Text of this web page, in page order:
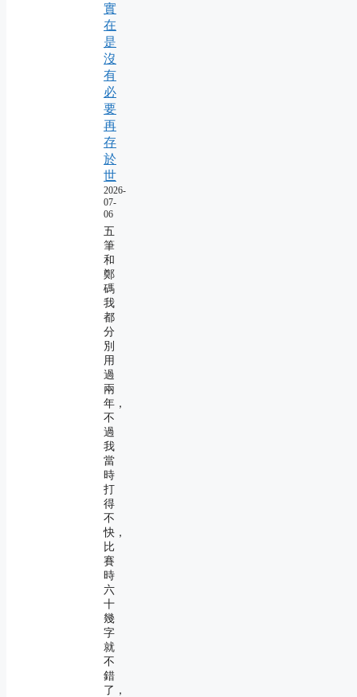
實
在
是
沒
有
必
要
再
存
於
世
2026-
07-
06
五
筆
和
鄭
碼
我
都
分
別
用
過
兩
年，
不
過
我
當
時
打
得
不
快，
比
賽
時
六
十
幾
字
就
不
錯
了，